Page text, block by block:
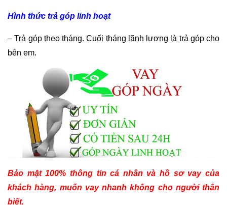
Hình thức trả góp linh hoạt
– Trả góp theo tháng. Cuối tháng lãnh lương là trả góp cho
bên em.
Bảo mật 100% thông tin cá nhân và hồ sơ vay của
khách hàng, muốn vay nhanh không cho người thân
biết.